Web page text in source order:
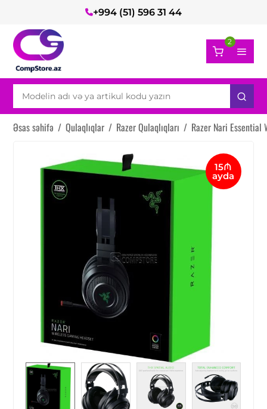
+994 (51) 596 31 44
2
Əsas səhifə / Qulaqlıqlar / Razer Qulaqlıqları / Razer Nari
15₼
ayda